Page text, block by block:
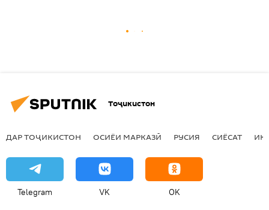
Тоҷикистон
ДАР ТОҶИКИСТОН ОСИЁИ МАРКАЗӢ РУСИЯ СИЁСАТ
Telegram VK OK